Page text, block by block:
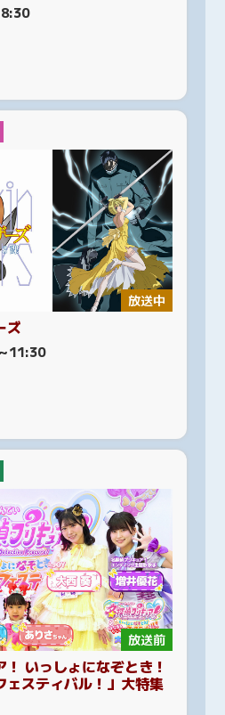
8:30
放送中
ズ
11:30
放送前
！ いっしょになぞとき！
ェスティバル！」大特集